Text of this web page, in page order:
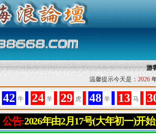
游
温馨提示今天是： 2026